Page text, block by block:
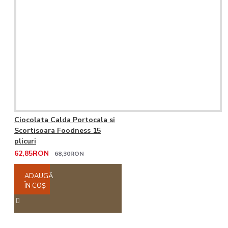
Ciocolata Calda Portocala si
Scortisoara Foodness 15
plicuri
62,85RON
68,30RON
ADAUGĂ
ÎN COŞ